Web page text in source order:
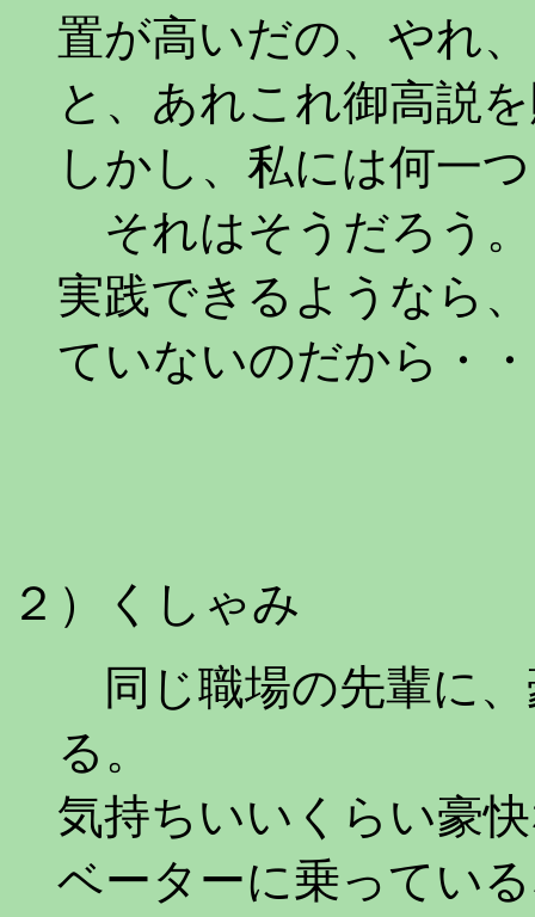
置が高いだの、やれ
と、あれこれ御高説
しかし、私には何一
それはそうだろう。
実践できるようなら
ていないのだから・
２）くしゃみ
同じ職場の先輩に
る。
気持ちいいくらい豪
ベーターに乗ってい